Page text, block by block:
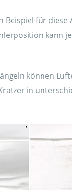
Beispiel für diese
kann
können
in